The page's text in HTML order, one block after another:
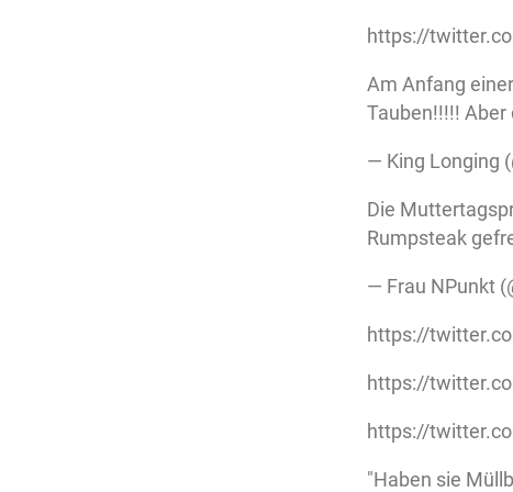
https://
Am Anfang
Tauben!!!!! Aber
— King Longing
Die
Rumpsteak
— Frau NPunkt
https://
https://
https://
"Haben sie